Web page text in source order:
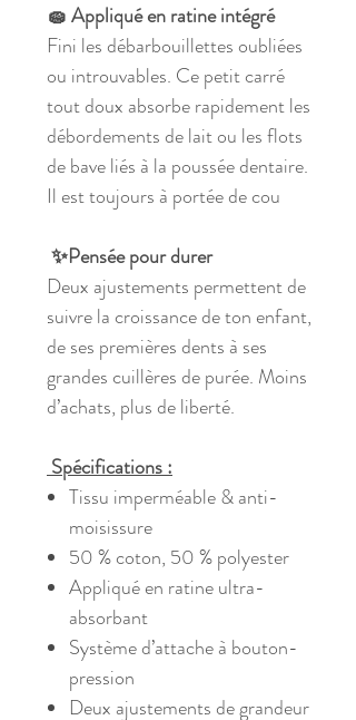
🧽 Appliqué en ratine intégré
Fini les débarbouillettes oubliées
ou introuvables. Ce petit carré
tout doux absorbe rapidement les
débordements de lait ou les flots
de bave liés à la poussée dentaire.
Il est toujours à portée de cou
✨Pensée pour durer
Deux ajustements permettent de
suivre la croissance de ton enfant,
de ses premières dents à ses
grandes cuillères de purée. Moins
d’achats, plus de liberté.
Spécifications :
Tissu imperméable & anti-
moisissure
50 % coton, 50 % polyester
Appliqué en ratine ultra-
absorbant
Système d’attache à bouton-
pression
Deux ajustements de grandeur